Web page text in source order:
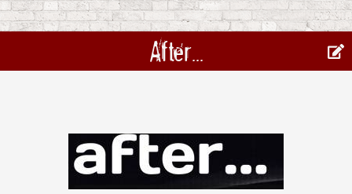
After...